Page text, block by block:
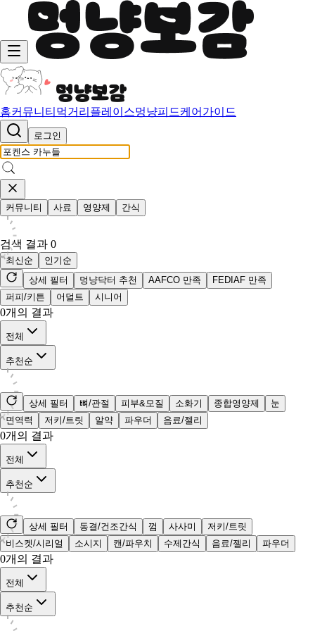
홈커뮤니티 먹거리 플레이스멍냥피드케어가이드
로그인
커뮤니티 사료 영양제 간식
검색 결과 0
최신순
인기순
상세 필터
멍냥닥터 추천 AAFCO 만족
FEDIAF 만족
퍼피/키튼
어덜트 시니어
0개의 결과
전체
추천순
상세 필터 뼈/관절 피부&모질 소화기 종합영양제
눈
면역력
저키/트릿 알약 파우더 음료/젤리
0개의 결과
전체
추천순
상세 필터 동결/건조간식 껌 사사미
저키/트릿
비스켓/시리얼
소시지 캔/파우치 수제간식 음료/젤리 파우더
0개의 결과
전체
추천순